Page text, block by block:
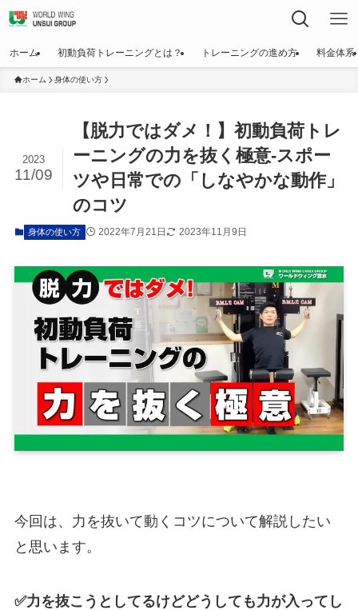
ホーム 初動負荷トレーニングとは？ トレーニングの進め方 料金体系
ホーム 身体の使い方
【脱力ではダメ！】初動負荷トレ
ーニングの力を抜く極意-スポー
ツや日常での「しなやかな動作」
のコツ
2023
11/09
身体の使い方 2022年7月21日 2023年11月9日
今回は、力を抜いて動くコツについて解説したい
と思います。
✅力を抜こうとしてるけどどうしても力が入ってし